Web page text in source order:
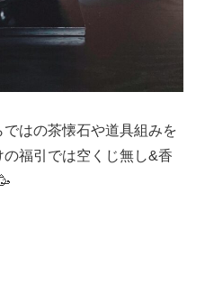
はの茶懐石や道具組みを
福引では空くじ無し&香